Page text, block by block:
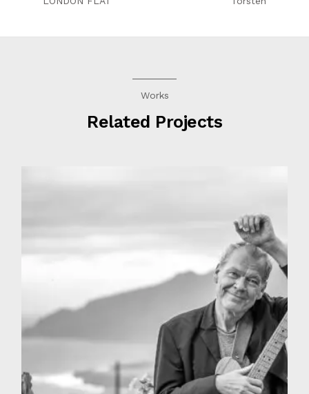
Works
Related Projects